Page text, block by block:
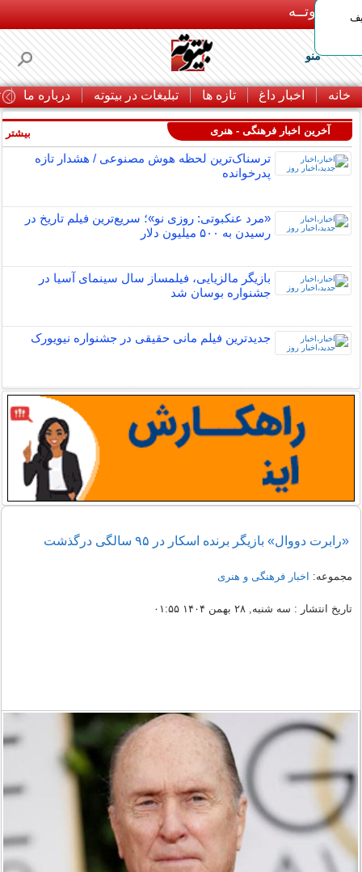
بـیتوتــه
منو
خانه اخبار داغ تازه ها تبلیغات در بیتوته درباره ما
آخرین اخبار فرهنگی - هنری
ترسناک‌ترین لحظه هوش مصنوعی / هشدار تازه
پدرخوانده
«مرد عنکبوتی: روزی نو»؛ سریع‌ترین فیلم تاریخ در
رسیدن به ۵۰۰ میلیون دلار
بازیگر مالزیایی، فیلمساز سال سینمای آسیا در
جشنواره بوسان شد
جدیدترین فیلم مانی حقیقی در جشنواره نیویورک
بیشتر
«رابرت دووال» بازیگر برنده اسکار در ۹۵ سالگی درگذشت
مجموعه: اخبار فرهنگی و هنری
تاریخ انتشار : سه شنبه, ۲۸ بهمن ۱۴۰۴ ۰۱:۵۵